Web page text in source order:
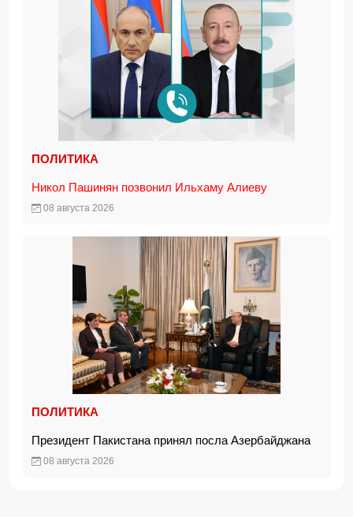
ПОЛИТИКА
Никол Пашинян позвонил Ильхаму Алиеву
08 августа 2026
ПОЛИТИКА
Президент Пакистана принял посла Азербайджана
08 августа 2026